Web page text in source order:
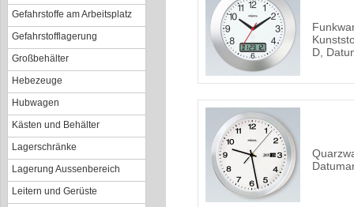
Gefahrstoffe am Arbeitsplatz
Gefahrstofflagerung
Großbehälter
Hebezeuge
Hubwagen
Kästen und Behälter
Lagerschränke
Lagerung Aussenbereich
Leitern und Gerüste
D,